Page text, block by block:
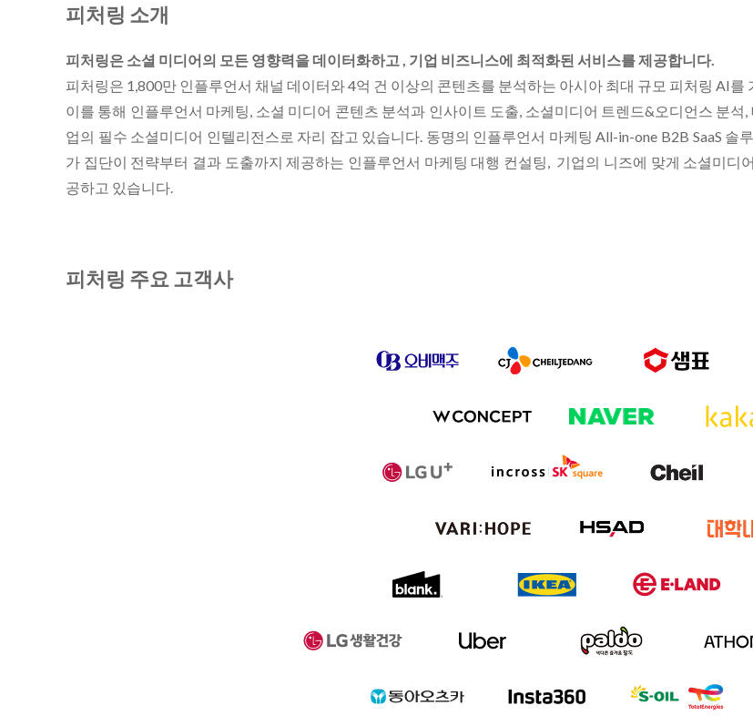
피처링 소개
피처링은 소셜 미디어의 모든 영향력을 데이터화하고 , 기업 비즈니스에 최적화된 서비스를 제공합니다.
피처링은 1,800만 인플루언서 채널 데이터와 4억 건 이상의 콘텐츠를 분석하는 아시아 최대 규모 피처링 AI를
이를 통해 인플루언서 마케팅, 소셜 미디어 콘텐츠 분석과 인사이트 도출, 소셜미디어 트렌드&오디언스 분
업의 필수 소셜미디어 인텔리전스로 자리 잡고 있습니다. 동명의 인플루언서 마케팅 All-in-one B2B SaaS
가 집단이 전략부터 결과 도출까지 제공하는 인플루언서 마케팅 대행 컨설팅, 기업의 니즈에 맞게 소셜미
공하고 있습니다.
피처링 주요 고객사